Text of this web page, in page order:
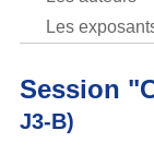
Les
Session
J3-B)